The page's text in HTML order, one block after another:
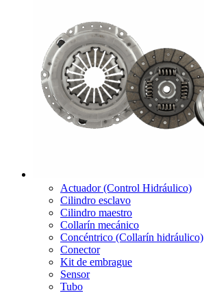
Actuador (Control Hidráulico)
Cilindro esclavo
Cilindro maestro
Collarín mecánico
Concéntrico (Collarín hidráulico)
Conector
Kit de embrague
Sensor
Tubo